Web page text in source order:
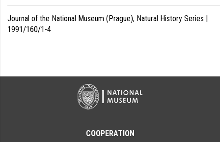
Journal of the National Museum (Prague), Natural History Series |
1991/160/1-4
COOPERATION